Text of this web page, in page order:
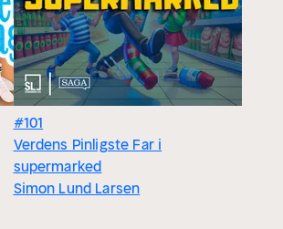
#101
Verdens Pinligste Far i
supermarked
Simon Lund Larsen